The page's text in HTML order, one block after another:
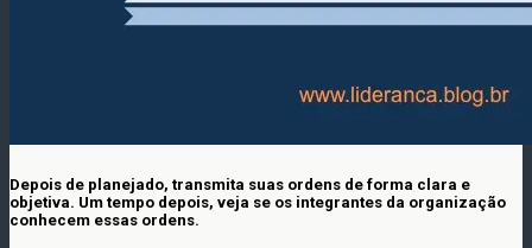
Depois de planejado, transmita suas ordens de forma clara e
objetiva. Um tempo depois, veja se os integrantes da organização
conhecem essas ordens.